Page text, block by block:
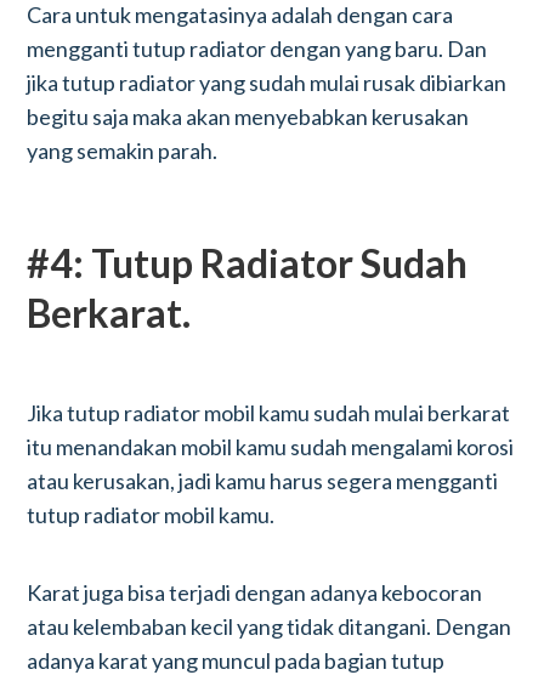
Cara untuk mengatasinya adalah dengan cara
mengganti tutup radiator dengan yang baru. Dan
jika tutup radiator yang sudah mulai rusak dibiarkan
begitu saja maka akan menyebabkan kerusakan
yang semakin parah.
#4: Tutup Radiator Sudah
Berkarat.
Jika tutup radiator mobil kamu sudah mulai berkarat
itu menandakan mobil kamu sudah mengalami korosi
atau kerusakan, jadi kamu harus segera mengganti
tutup radiator mobil kamu.
Karat juga bisa terjadi dengan adanya kebocoran
atau kelembaban kecil yang tidak ditangani. Dengan
adanya karat yang muncul pada bagian tutup